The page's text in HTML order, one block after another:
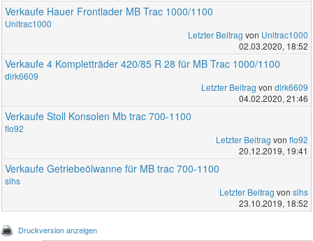
Verkaufe Hauer Frontlader MB Trac 1000/1100
Unitrac1000
Letzter Beitrag von Unitrac1000
02.03.2020, 18:52
Verkaufe 4 Kompletträder 420/85 R 28 für MB Trac 1000/1100
dirk6609
Letzter Beitrag von dirk6609
04.02.2020, 21:46
Verkaufe Stoll Konsolen Mb trac 700-1100
flo92
Letzter Beitrag von flo92
20.12.2019, 19:41
Verkaufe Getriebeölwanne für MB trac 700-1100
slhs
Letzter Beitrag von slhs
23.10.2019, 18:52
Druckversion anzeigen